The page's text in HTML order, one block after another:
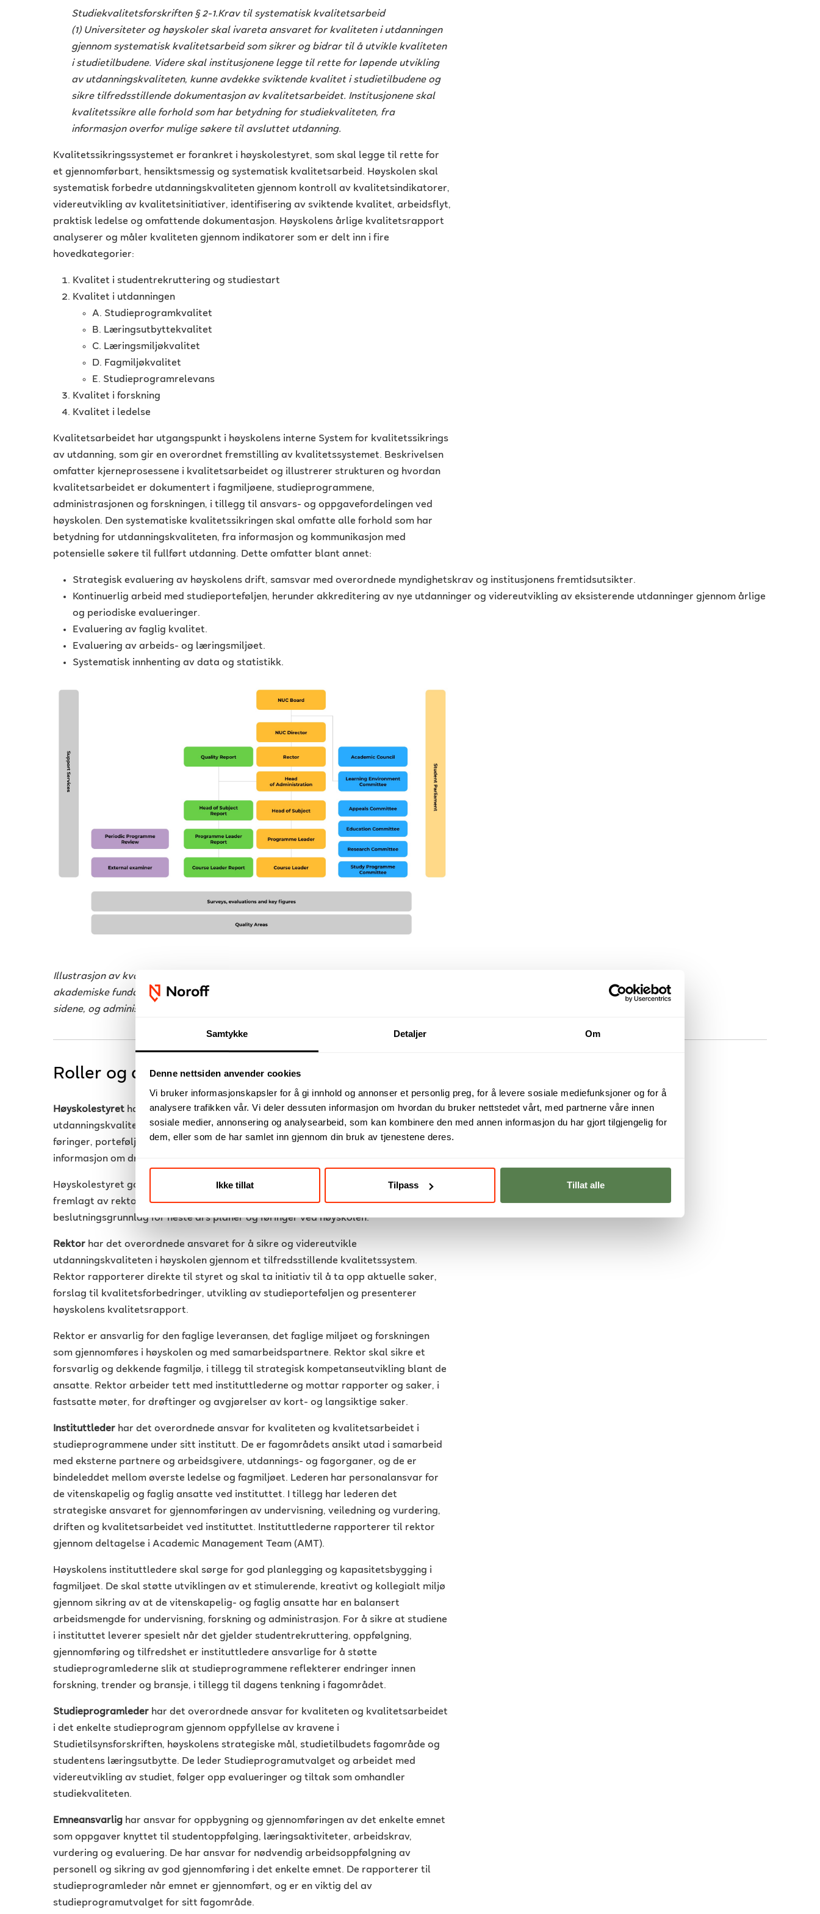
Samtykke Detaljer Om
Denne nettsiden anvender cookies
Vi bruker informasjonskapsler for å gi innhold og annonser et personlig preg, for å levere sosiale mediefunksjoner og for å
analysere trafikken vår. Vi deler dessuten informasjon om hvordan du bruker nettstedet vårt, med partnerne våre innen
sosiale medier, annonsering og analysearbeid, som kan kombinere den med annen informasjon du har gjort tilgjengelig for
dem, eller som de har samlet inn gjennom din bruk av tjenestene deres.
Ikke tillat Tilpass Tillat alle
Studiekvalitetsforskriften § 2-1.Krav til systematisk kvalitetsarbeid
(1) Universiteter og høyskoler skal ivareta ansvaret for kvaliteten i utdanningen
gjennom systematisk kvalitetsarbeid som sikrer og bidrar til å utvikle kvaliteten
i studietilbudene. Videre skal institusjonene legge til rette for løpende utvikling
av utdanningskvaliteten, kunne avdekke sviktende kvalitet i studietilbudene og
sikre tilfredsstillende dokumentasjon av kvalitetsarbeidet. Institusjonene skal
kvalitetssikre alle forhold som har betydning for studiekvaliteten, fra
informasjon overfor mulige søkere til avsluttet utdanning.
Kvalitetssikringssystemet er forankret i høyskolestyret, som skal legge til rette for
et gjennomførbart, hensiktsmessig og systematisk kvalitetsarbeid. Høyskolen skal
systematisk forbedre utdanningskvaliteten gjennom kontroll av kvalitetsindikatorer,
videreutvikling av kvalitetsinitiativer, identifisering av sviktende kvalitet, arbeidsflyt,
praktisk ledelse og omfattende dokumentasjon. Høyskolens årlige kvalitetsrapport
analyserer og måler kvaliteten gjennom indikatorer som er delt inn i fire
hovedkategorier:
Kvalitet i studentrekruttering og studiestart
Kvalitet i utdanningen
A. Studieprogramkvalitet
B. Læringsutbyttekvalitet
C. Læringsmiljøkvalitet
D. Fagmiljøkvalitet
E. Studieprogramrelevans
Kvalitet i forskning
Kvalitet i ledelse
Kvalitetsarbeidet har utgangspunkt i høyskolens interne System for kvalitetssikrings
av utdanning, som gir en overordnet fremstilling av kvalitetssystemet. Beskrivelsen
omfatter kjerneprosessene i kvalitetsarbeidet og illustrerer strukturen og hvordan
kvalitetsarbeidet er dokumentert i fagmiljøene, studieprogrammene,
administrasjonen og forskningen, i tillegg til ansvars- og oppgavefordelingen ved
høyskolen. Den systematiske kvalitetssikringen skal omfatte alle forhold som har
betydning for utdanningskvaliteten, fra informasjon og kommunikasjon med
potensielle søkere til fullført utdanning. Dette omfatter blant annet:
Strategisk evaluering av høyskolens drift, samsvar med overordnede myndighetskrav og institusjonens fremtidsutsikter.
Kontinuerlig arbeid med studieporteføljen, herunder akkreditering av nye utdanninger og videreutvikling av eksisterende utdanninger gjennom årlige
og periodiske evalueringer.
Evaluering av faglig kvalitet.
Evaluering av arbeids- og læringsmiljøet.
Systematisk innhenting av data og statistikk.
Illustrasjon av kvalitetssystemet som vise informasjonsgrunnlaget og det
akademiske fundamentet nederst, støttestrukturer og studentmedvirkning på
sidene, og administrative ledd med ledelse opp til høyskolestyret.
Roller og ansvar
Høyskolestyret har det overordnede ansvaret for strategisk retning og
utdanningskvaliteten ved høyskolen. Dette innebærer vedtak av overordnede
føringer, porteføljestyring, behandling av aktuelle saker og innhenting av relevant
informasjon om drift studenter og personell.
Høyskolestyret godkjenner høyskolens kvalitetsrapport som årlig (februar) blir
fremlagt av rektor. Informasjonen og tiltakene fra kvalitetsrapporten er et
beslutningsgrunnlag for neste års planer og føringer ved høyskolen.
Rektor har det overordnede ansvaret for å sikre og videreutvikle
utdanningskvaliteten i høyskolen gjennom et tilfredsstillende kvalitetssystem.
Rektor rapporterer direkte til styret og skal ta initiativ til å ta opp aktuelle saker,
forslag til kvalitetsforbedringer, utvikling av studieporteføljen og presenterer
høyskolens kvalitetsrapport.
Rektor er ansvarlig for den faglige leveransen, det faglige miljøet og forskningen
som gjennomføres i høyskolen og med samarbeidspartnere. Rektor skal sikre et
forsvarlig og dekkende fagmiljø, i tillegg til strategisk kompetanseutvikling blant de
ansatte. Rektor arbeider tett med instituttlederne og mottar rapporter og saker, i
fastsatte møter, for drøftinger og avgjørelser av kort- og langsiktige saker.
Instituttleder har det overordnede ansvar for kvaliteten og kvalitetsarbeidet i
studieprogrammene under sitt institutt. De er fagområdets ansikt utad i samarbeid
med eksterne partnere og arbeidsgivere, utdannings- og fagorganer, og de er
bindeleddet mellom øverste ledelse og fagmiljøet. Lederen har personalansvar for
de vitenskapelig og faglig ansatte ved instituttet. I tillegg har lederen det
strategiske ansvaret for gjennomføringen av undervisning, veiledning og vurdering,
driften og kvalitetsarbeidet ved instituttet. Instituttlederne rapporterer til rektor
gjennom deltagelse i Academic Management Team (AMT).
Høyskolens instituttledere skal sørge for god planlegging og kapasitetsbygging i
fagmiljøet. De skal støtte utviklingen av et stimulerende, kreativt og kollegialt miljø
gjennom sikring av at de vitenskapelig- og faglig ansatte har en balansert
arbeidsmengde for undervisning, forskning og administrasjon. For å sikre at studiene
i instituttet leverer spesielt når det gjelder studentrekruttering, oppfølgning,
gjennomføring og tilfredshet er instituttledere ansvarlige for å støtte
studieprogramlederne slik at studieprogrammene reflekterer endringer innen
forskning, trender og bransje, i tillegg til dagens tenkning i fagområdet.
Studieprogramleder har det overordnede ansvar for kvaliteten og kvalitetsarbeidet
i det enkelte studieprogram gjennom oppfyllelse av kravene i
Studietilsynsforskriften, høyskolens strategiske mål, studietilbudets fagområde og
studentens læringsutbytte. De leder Studieprogramutvalget og arbeidet med
videreutvikling av studiet, følger opp evalueringer og tiltak som omhandler
studiekvaliteten.
Emneansvarlig har ansvar for oppbygning og gjennomføringen av det enkelte emnet
som oppgaver knyttet til studentoppfølging, læringsaktiviteter, arbeidskrav,
vurdering og evaluering. De har ansvar for nødvendig arbeidsoppfølgning av
personell og sikring av god gjennomføring i det enkelte emnet. De rapporterer til
studieprogramleder når emnet er gjennomført, og er en viktig del av
studieprogramutvalget for sitt fagområde.